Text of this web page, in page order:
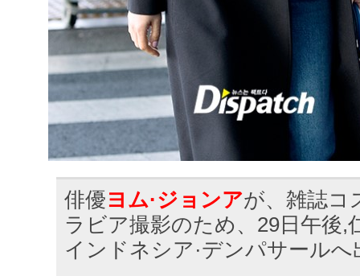
俳優ヨム·ジョンアが、雑誌コ
ラビア撮影のため、29日午後,
インドネシア·デンパサール